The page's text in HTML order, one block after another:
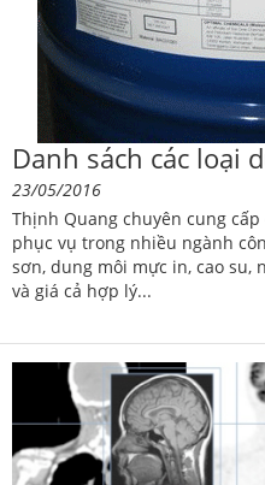
Danh sách các loại
23/05/2016
Thịnh Quang chuyên cung
phục vụ trong nhiều ngành
sơn, dung môi mực in, cao su,
và giá cả hợp lý...